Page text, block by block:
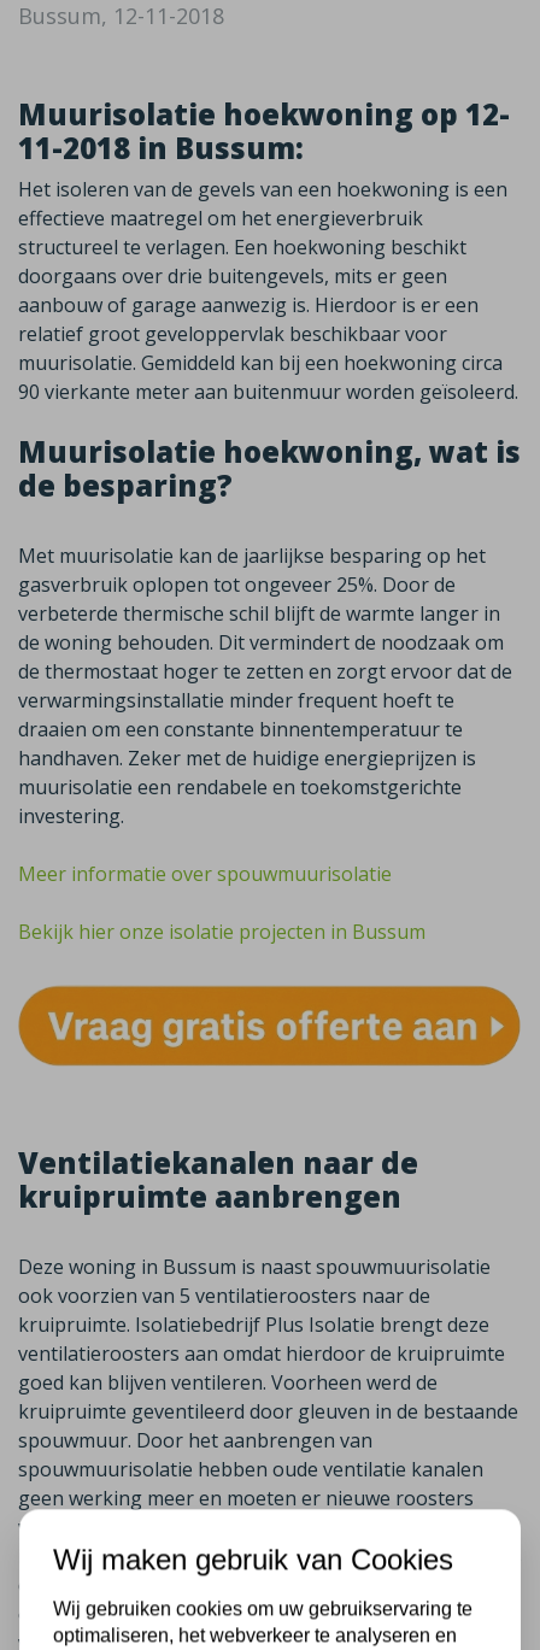
Bussum, 12-11-2018
Muurisolatie hoekwoning op 12-
11-2018 in Bussum:
Het isoleren van de gevels van een hoekwoning is een
effectieve maatregel om het energieverbruik
structureel te verlagen. Een hoekwoning beschikt
doorgaans over drie buitengevels, mits er geen
aanbouw of garage aanwezig is. Hierdoor is er een
relatief groot geveloppervlak beschikbaar voor
muurisolatie. Gemiddeld kan bij een hoekwoning circa
90 vierkante meter aan buitenmuur worden geïsoleerd.
Muurisolatie hoekwoning, wat is
de besparing?
Met muurisolatie kan de jaarlijkse besparing op het
gasverbruik oplopen tot ongeveer 25%. Door de
verbeterde thermische schil blijft de warmte langer in
de woning behouden. Dit vermindert de noodzaak om
de thermostaat hoger te zetten en zorgt ervoor dat de
verwarmingsinstallatie minder frequent hoeft te
draaien om een constante binnentemperatuur te
handhaven. Zeker met de huidige energieprijzen is
muurisolatie een rendabele en toekomstgerichte
investering.
Meer informatie over spouwmuurisolatie
Bekijk hier onze isolatie projecten in Bussum
Ventilatiekanalen naar de
kruipruimte aanbrengen
Deze woning in Bussum is naast spouwmuurisolatie
ook voorzien van 5 ventilatieroosters naar de
kruipruimte. Isolatiebedrijf Plus Isolatie brengt deze
ventilatieroosters aan omdat hierdoor de kruipruimte
goed kan blijven ventileren. Voorheen werd de
kruipruimte geventileerd door gleuven in de bestaande
spouwmuur. Door het aanbrengen van
spouwmuurisolatie hebben oude ventilatie kanalen
geen werking meer en moeten er nieuwe roosters
worden geplaatst. De adviseur heeft tijdens het
isolatieadviesgesprek in kaart gebracht op welke plaats
de ventilatieroosters geplaatst dienen te worden. De
ervaren isolatiemonteurs voeren dit nauwkeurig uit,
waardoor de ventilatie van de kruipruimte weer
Wij maken gebruik van Cookies
Wij gebruiken cookies om uw gebruikservaring te
optimaliseren, het webverkeer te analyseren en